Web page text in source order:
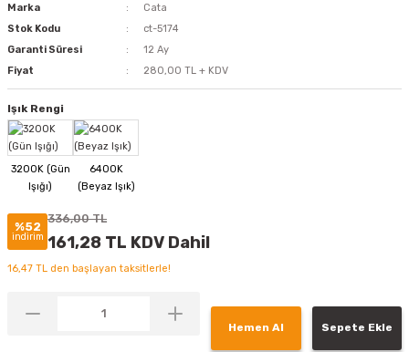
Marka
Cata
Stok Kodu
ct-5174
Garanti Süresi
12 Ay
Fiyat
280,00 TL + KDV
Işık Rengi
%52
indirim
336,00 TL
161,28 TL KDV Dahil
16,47 TL den başlayan taksitlerle!
Hemen Al Sepete Ekle